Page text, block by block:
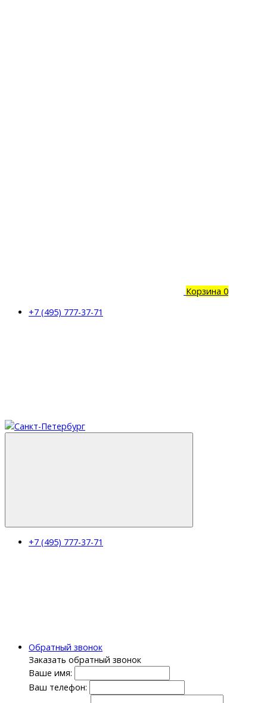
Корзина 0
+7 (495) 777-37-71
+7 (495) 777-37-71
Обратный звонок
Заказать обратный звонок
Ваше имя:
Ваш телефон: